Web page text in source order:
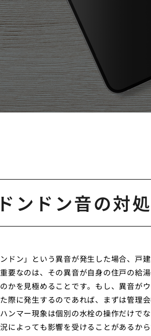
ンドン音の対
ドン」という異音が発生した場合、戸
要なのは、その異音が自身の住戸の給
かを見極めることです。もし、異音が
際に発生するのであれば、まずは管理
ンマー現象は個別の水栓の操作だけで
よっても影響を受けることがあるから